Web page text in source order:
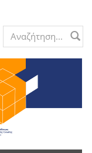
Search form
Next